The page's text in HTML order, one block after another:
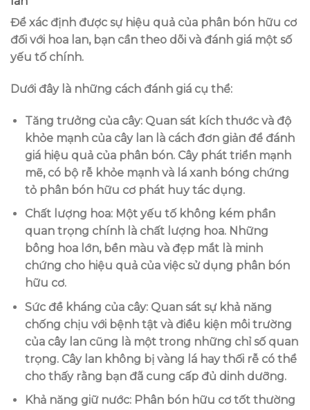
Để xác định được sự hiệu quả của phân bón hữu cơ
đối với hoa lan, bạn cần theo dõi và đánh giá một số
yếu tố chính.
Dưới đây là những cách đánh giá cụ thể:
Tăng trưởng của cây: Quan sát kích thước và độ
khỏe mạnh của cây lan là cách đơn giản để đánh
giá hiệu quả của phân bón. Cây phát triển mạnh
mẽ, có bộ rễ khỏe mạnh và lá xanh bóng chứng
tỏ phân bón hữu cơ phát huy tác dụng.
Chất lượng hoa: Một yếu tố không kém phần
quan trọng chính là chất lượng hoa. Những
bông hoa lớn, bền màu và đẹp mắt là minh
chứng cho hiệu quả của việc sử dụng phân bón
hữu cơ.
Sức đề kháng của cây: Quan sát sự khả năng
chống chịu với bệnh tật và điều kiện môi trường
của cây lan cũng là một trong những chỉ số quan
trọng. Cây lan không bị vàng lá hay thối rễ có thể
cho thấy rằng bạn đã cung cấp đủ dinh dưỡng.
Khả năng giữ nước: Phân bón hữu cơ tốt thường